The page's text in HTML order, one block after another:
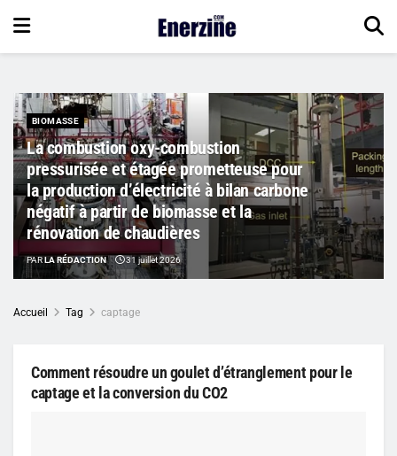
BIOMASSE
La combustion oxy-combustion
pressurisée et étagée prometteuse pour
la production d’électricité à bilan carbone
négatif à partir de biomasse et la
rénovation de chaudières
PARLA RÉDACTION 31 juillet 2026
Accueil Tag captage
Comment résoudre un goulet d’étranglement pour le
captage et la conversion du CO2